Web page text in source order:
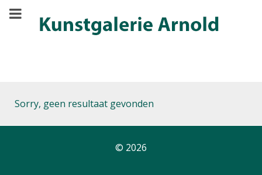
Sorry, geen resultaat gevonden
© 2026